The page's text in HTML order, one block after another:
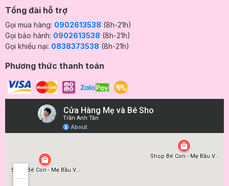
Tổng đài hỗ trợ
Gọi mua hàng: 0902613538 (8h-21h)
Gọi bảo hành: 0902613538 (8h-21h)
Gọi khiếu nại: 0838373538 (8h-21h)
Phương thức thanh toán